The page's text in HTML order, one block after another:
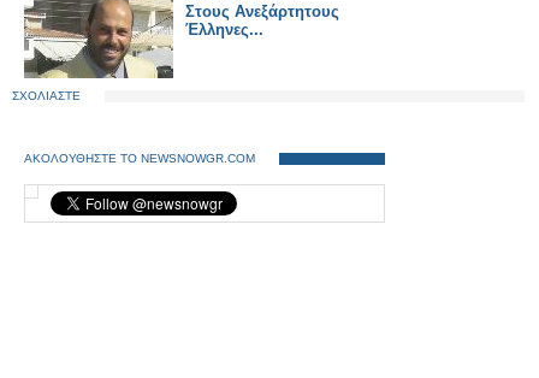
Στους Ανεξάρτητους
Έλληνες...
ΣΧΟΛΙΑΣΤΕ
ΑΚΟΛΟΥΘΗΣΤΕ ΤΟ NEWSNOWGR.COM